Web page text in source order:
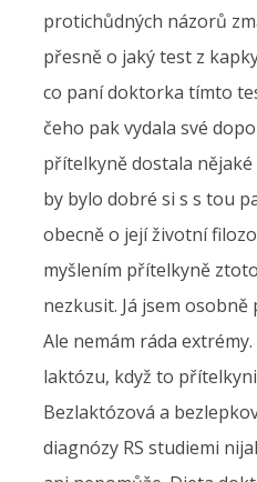
protichůdných názorů
přesně o jaký test z
co paní doktorka tímto
čeho pak vydala své
přítelkyně dostala
by bylo dobré si s s tou
obecně o její životní
myšlením přítelkyně
nezkusit. Já jsem
Ale nemám ráda
laktózu, když to
Bezlaktózová a
diagnózy RS studiemi